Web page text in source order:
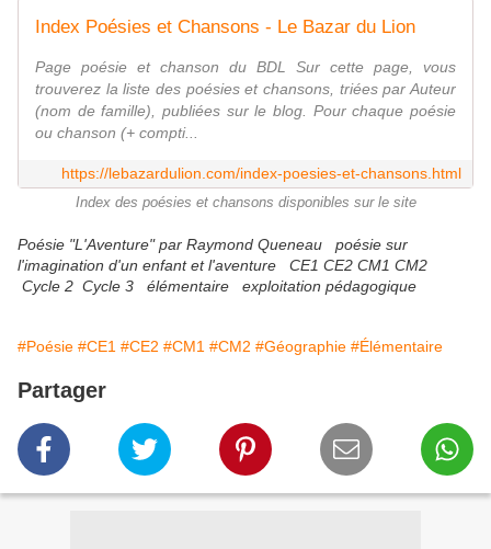
Index Poésies et Chansons - Le Bazar du Lion
Page poésie et chanson du BDL Sur cette page, vous
trouverez la liste des poésies et chansons, triées par Auteur
(nom de famille), publiées sur le blog. Pour chaque poésie
ou chanson (+ compti...
https://lebazardulion.com/index-poesies-et-chansons.html
Index des poésies et chansons disponibles sur le site
Poésie "L'Aventure" par Raymond Queneau poésie sur
l'imagination d'un enfant et l'aventure CE1 CE2 CM1 CM2
Cycle 2 Cycle 3 élémentaire exploitation pédagogique
#Poésie #CE1 #CE2 #CM1 #CM2 #Géographie #Élémentaire
Partager